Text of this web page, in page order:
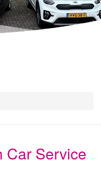
Car Service